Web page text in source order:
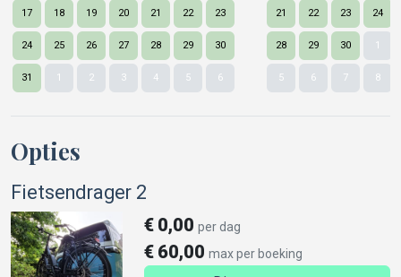
17 18 19 20 21 22 23
24 25 26 27 28 29 30
31 1 2 3 4 5 6
21 22 23 24
28 29 30 1
5 6 7 8
Opties
Fietsendrager 2
€ 0,00 per dag
€ 60,00 max per boeking